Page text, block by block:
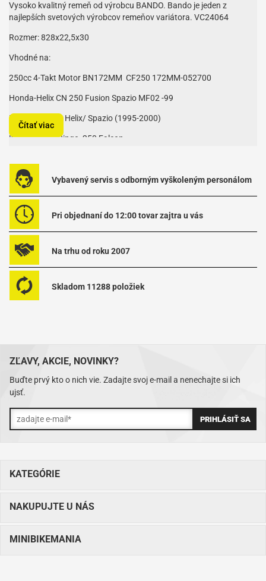
Vysoko kvalitný remeň od výrobcu BANDO. Bando je jeden z
najlepších svetových výrobcov remeňov variátora. VC24064
Rozmer: 828x22,5x30
Vhodné na:
250cc 4-Takt Motor BN172MM CF250 172MM-052700
Honda-Helix CN 250 Fusion Spazio MF02 -99
Honda 250 CH Helix/ Spazio (1995-2000)
Kazuma 250 Dingo, 250 Falcon
250 Boogie (2006-)
250 Quad (2006-)
Piaggio 250 Hexagon GT (1998-2000)
Pre štvorkolky Access a CF moto 250cc
Čítať viac
Vybavený servis s odborným vyškoleným personálom
Pri objednaní do 12:00 tovar zajtra u vás
Na trhu od roku 2007
Skladom 11288 položiek
ZĽAVY, AKCIE, NOVINKY?
Buďte prvý kto o nich vie. Zadajte svoj e-mail a nenechajte si ich
ujsť.
KATEGÓRIE
NAKUPUJTE U NÁS
MINIBIKEMANIA